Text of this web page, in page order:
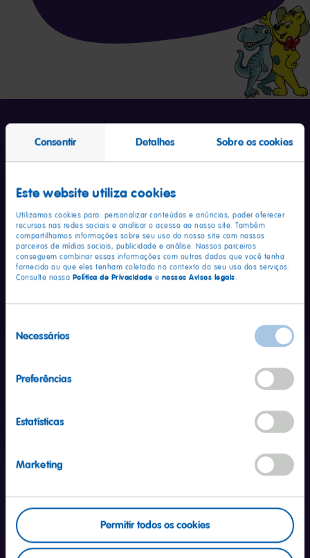
Consentir Detalhes Sobre os cookies
Este website utiliza cookies
Utilizamos cookies para: personalizar conteúdos e anúncios, poder oferecer
recursos nas redes sociais e analisar o acesso ao nosso site. Também
compartilhamos informações sobre seu uso do nosso site com nossos
parceiros de mídias sociais, publicidade e análise. Nossos parceiros
conseguem combinar essas informações com outros dados que você tenha
fornecido ou que eles tenham coletado no contexto do seu uso dos serviços.
Consulte nossa Política de Privacidade e nossos Avisos legais.
deNecessários
Preferências
Estatísticas
Marketing
Permitir todos os cookies
Valores nutricionais
por 3 unidades
(20g)
Valor energético 65kcal 3%
Carboidratos 15g
5%
dos quais, açúcares
2%
Gorduras totais
0%
0%
das quais, gorduras trans
0%
Fibras alimentares 0%